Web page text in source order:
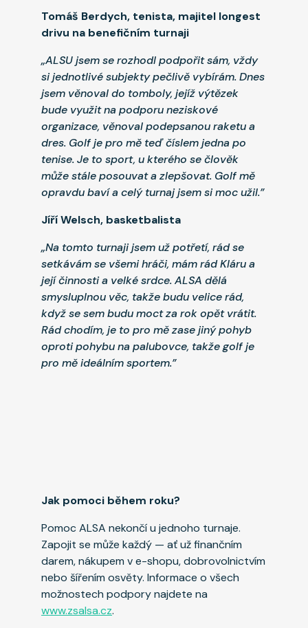
Tomáš Berdych, tenista, majitel longest
drivu na benefičním turnaji
„ALSU jsem se rozhodl podpořit sám, vždy
si jednotlivé subjekty pečlivě vybírám. Dnes
jsem věnoval do tomboly, jejíž výtězek
bude využit na podporu neziskové
organizace, věnoval podepsanou raketu a
dres. Golf je pro mě teď číslem jedna po
tenise. Je to sport, u kterého se člověk
může stále posouvat a zlepšovat. Golf mě
opravdu baví a celý turnaj jsem si moc užil.”
Jíří Welsch, basketbalista
„Na tomto turnaji jsem už potřetí, rád se
setkávám se všemi hráči, mám rád Kláru a
její činnosti a velké srdce. ALSA dělá
smysluplnou věc, takže budu velice rád,
když se sem budu moct za rok opět vrátit.
Rád chodím, je to pro mě zase jiný pohyb
oproti pohybu na palubovce, takže golf je
pro mě ideálním sportem.”
Jak pomoci během roku?
Pomoc ALSA nekončí u jednoho turnaje.
Zapojit se může každý — ať už finančním
darem, nákupem v e-shopu, dobrovolnictvím
nebo šířením osvěty. Informace o všech
možnostech podpory najdete na
www.zsalsa.cz.